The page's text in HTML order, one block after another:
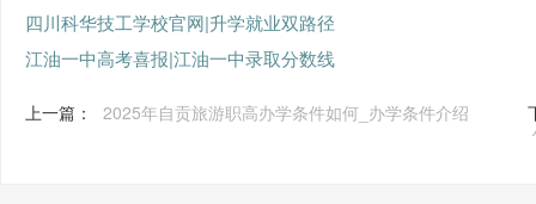
四川科华技工学校官网|升学就业双路径
江油一中高考喜报|江油一中录取分数线
上一篇： 2025年自贡旅游职高办学条件如何_办学条件介绍